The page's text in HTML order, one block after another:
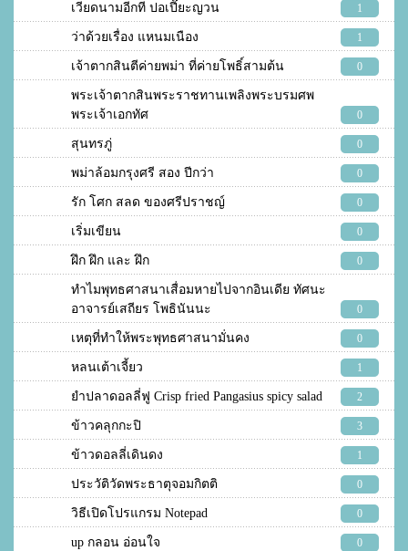
เวียดนามอีกที ปอเปี๊ยะญวน 1
ว่าด้วยเรื่อง แหนมเนือง 1
เจ้าตากสินตีค่ายพม่า ที่ค่ายโพธิ์สามต้น 0
พระเจ้าตากสินพระราชทานเพลิงพระบรมศพ
พระเจ้าเอกทัศ
0
สุนทรภู่ 0
พม่าล้อมกรุงศรี สอง ปีกว่า 0
รัก โศก สลด ของศรีปราชญ์ 0
เริ่มเขียน 0
ฝึก ฝึก และ ฝึก 0
ทำไมพุทธศาสนาเสื่อมหายไปจากอินเดีย ทัศนะ
อาจารย์เสถียร โพธินันนะ
0
เหตุที่ทำให้พระพุทธศาสนามั่นคง 0
หลนเต้าเจี้ยว 1
ยำปลาดอลลี่ฟู Crisp fried Pangasius spicy salad 2
ข้าวคลุกกะปิ 3
ข้าวดอลลี่เดินดง 1
ประวัติวัดพระธาตุจอมกิตติ 0
วิธีเปิดโปรแกรม Notepad 0
up กลอน อ่อนใจ 0